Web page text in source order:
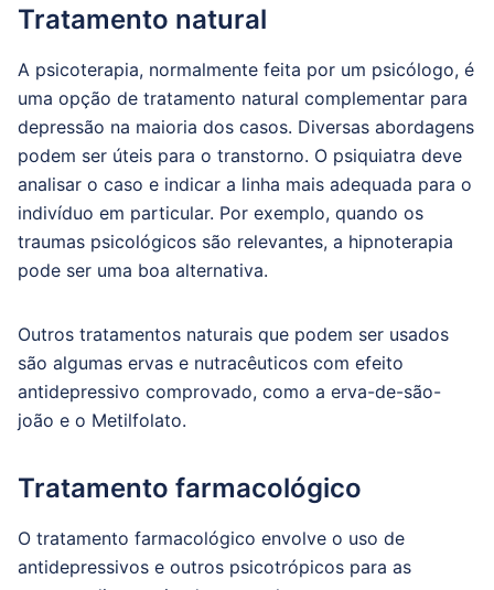
Tratamento natural
A psicoterapia, normalmente feita por um psicólogo, é
uma opção de tratamento natural complementar para
depressão na maioria dos casos. Diversas abordagens
podem ser úteis para o transtorno. O psiquiatra deve
analisar o caso e indicar a linha mais adequada para o
indivíduo em particular. Por exemplo, quando os
traumas psicológicos são relevantes, a hipnoterapia
pode ser uma boa alternativa.
Outros tratamentos naturais que podem ser usados
são algumas ervas e nutracêuticos com efeito
antidepressivo comprovado, como a erva-de-são-
joão e o Metilfolato.
Tratamento farmacológico
O tratamento farmacológico envolve o uso de
antidepressivos e outros psicotrópicos para as